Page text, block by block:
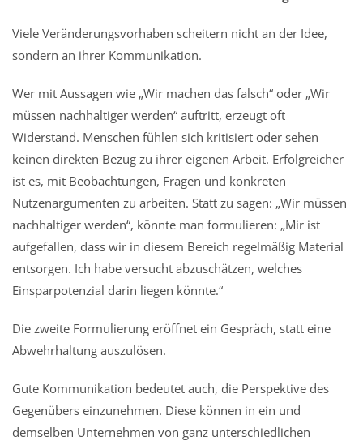
Viele Veränderungsvorhaben scheitern nicht an der Idee,
sondern an ihrer Kommunikation.
Wer mit Aussagen wie „Wir machen das falsch“ oder „Wir
müssen nachhaltiger werden“ auftritt, erzeugt oft
Widerstand. Menschen fühlen sich kritisiert oder sehen
keinen direkten Bezug zu ihrer eigenen Arbeit. Erfolgreicher
ist es, mit Beobachtungen, Fragen und konkreten
Nutzenargumenten zu arbeiten. Statt zu sagen: „Wir müssen
nachhaltiger werden“, könnte man formulieren: „Mir ist
aufgefallen, dass wir in diesem Bereich regelmäßig Material
entsorgen. Ich habe versucht abzuschätzen, welches
Einsparpotenzial darin liegen könnte.“
Die zweite Formulierung eröffnet ein Gespräch, statt eine
Abwehrhaltung auszulösen.
Gute Kommunikation bedeutet auch, die Perspektive des
Gegenübers einzunehmen. Diese können in ein und
demselben Unternehmen von ganz unterschiedlichen